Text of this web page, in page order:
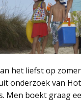
het liefst op
onderzoek van
Men boekt graag